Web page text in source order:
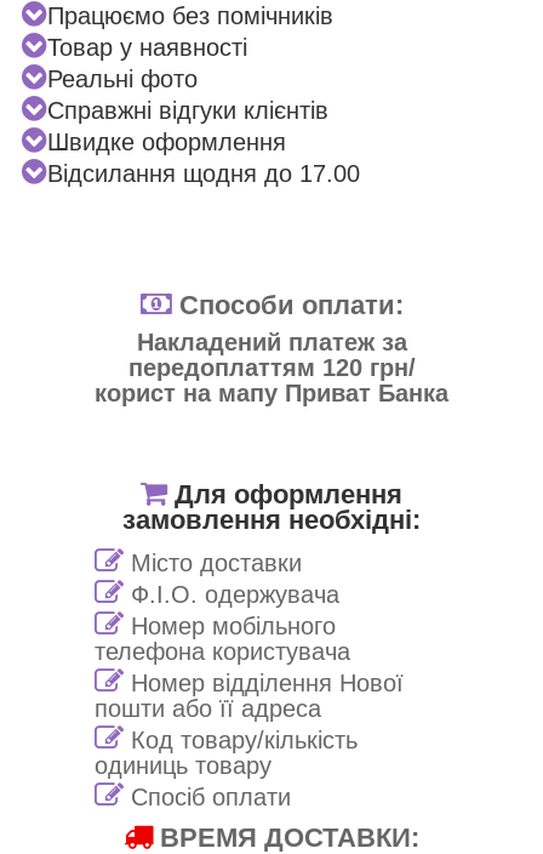
Працюємо без помічників
Товар у наявності
Реальні фото
Справжні відгуки клієнтів
Швидке оформлення
Відсилання щодня до 17.00
Способи оплати:
Накладений платеж за
передоплаттям 120 грн/
корист на мапу Приват Банка
Для оформлення
замовлення необхідні:
Місто доставки
Ф.І.О. одержувача
Номер мобільного
телефона користувача
Номер відділення Нової
пошти або її адреса
Код товару/кількість
одиниць товару
Спосіб оплати
ВРЕМЯ ДОСТАВКИ: